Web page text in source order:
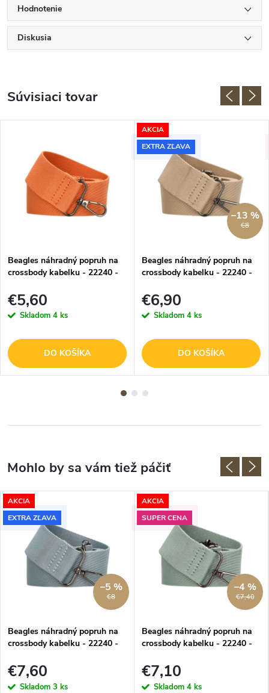
Hodnotenie
Diskusia
Súvisiaci tovar
Beagles náhradný popruh na
crossbody kabelku - 22240 -
€5,60
Skladom 4 ks
DO KOŠÍKA
AKCIA
EXTRA ZĽAVA
€8
–13 %
Beagles náhradný popruh na
crossbody kabelku - 22240 -
€6,90
Skladom 4 ks
DO KOŠÍKA
AKCIA
EXTRA ZĽAVA
€8
–5 %
Beagles náhradný popruh na
crossbody kabelku - 22240 -
€7,60
Skladom 3 ks
AKCIA
SUPER CENA
€7,40
–4 %
Beagles náhradný popruh na
crossbody kabelku - 22240 -
€7,10
Skladom 4 ks